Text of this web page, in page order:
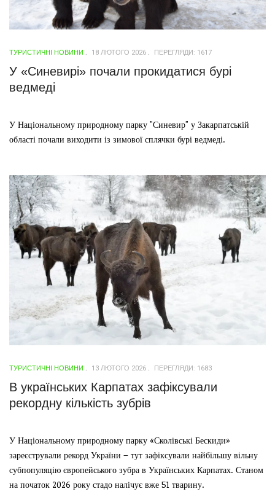
ТУРИСТИЧНІ НОВИНИ 18 ЛЮТОГО 2026 ПЕРЕГЛЯДИ: 1617
У «Синевирі» почали прокидатися бурі
ведмеді
У Національному природному парку "Синевир" у Закарпатській
області почали виходити із зимової сплячки бурі ведмеді.
ТУРИСТИЧНІ НОВИНИ 13 ЛЮТОГО 2026 ПЕРЕГЛЯДИ: 1683
В українських Карпатах зафіксували
рекордну кількість зубрів
У Національному природному парку «Сколівські Бескиди»
зареєстрували рекорд України – тут зафіксували найбільшу вільну
субпопуляцію європейського зубра в Українських Карпатах. Станом
на початок 2026 року стадо налічує вже 51 тварину.